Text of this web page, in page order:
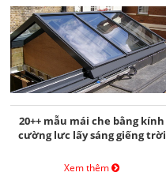
20++ mẫu mái che bằng kính
cường lưc lấy sáng giếng trời
Xem thêm